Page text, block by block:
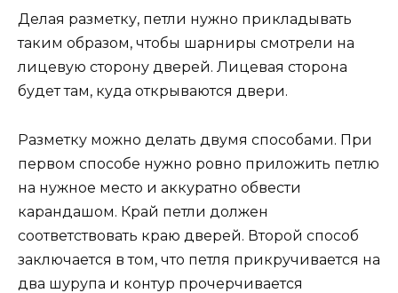
Делая разметку, петли нужно прикладывать
таким образом, чтобы шарниры смотрели на
лицевую сторону дверей. Лицевая сторона
будет там, куда открываются двери.
Разметку можно делать двумя способами. При
первом способе нужно ровно приложить петлю
на нужное место и аккуратно обвести
карандашом. Край петли должен
соответствовать краю дверей. Второй способ
заключается в том, что петля прикручивается на
два шурупа и контур прочерчивается